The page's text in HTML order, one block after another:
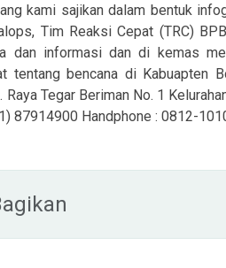
kami sajikan dalam bentuk
Tim Reaksi Cepat (TRC)
dan informasi dan di kemas
tentang bencana di Kabuapten
Raya Tegar Beriman No. 1
87914900 Handphone : 0812-